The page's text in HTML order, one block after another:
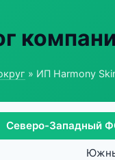
» ИП Harmony
Северо-Западный